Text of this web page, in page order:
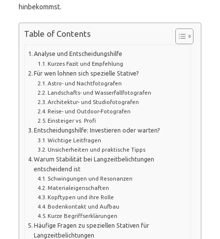
hinbekommst.
Table of Contents
Analyse und Entscheidungshilfe
Kurzes Fazit und Empfehlung
Für wen lohnen sich spezielle Stative?
Astro- und Nachtfotografen
Landschafts- und Wasserfallfotografen
Architektur- und Studiofotografen
Reise- und Outdoor-Fotografen
Einsteiger vs. Profi
Entscheidungshilfe: Investieren oder warten?
Wichtige Leitfragen
Unsicherheiten und praktische Tipps
Warum Stabilität bei Langzeitbelichtungen
entscheidend ist
Schwingungen und Resonanzen
Materialeigenschaften
Kopftypen und ihre Rolle
Bodenkontakt und Aufbau
Kurze Begriffserklärungen
Häufige Fragen zu speziellen Stativen für
Langzeitbelichtungen